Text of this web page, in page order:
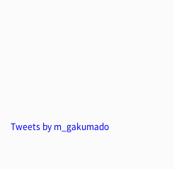
Tweets by m_gakumado